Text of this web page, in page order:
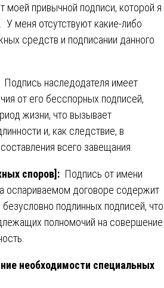
моей привычной подписи, которой я
У меня отсутствуют какие-либо
средств и подписании данного
Подпись наследодателя имеет
от его бесспорных подписей,
жизни, что вызывает
и, как следствие, в
всего завещания.
споров]: Подпись от имени
оспариваемом договоре содержит
подлинных подписей, что
полномочий на совершение
необходимости специальных